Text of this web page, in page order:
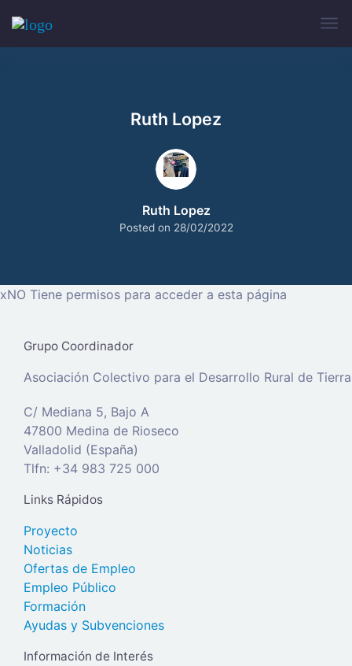
Ruth Lopez
Posted on 28/02/2022
Ruth Lopez
xNO Tiene permisos para acceder a esta página
Grupo Coordinador
Asociación Colectivo para el Desarrollo Rural de
C/ Mediana 5, Bajo A
47800 Medina de Rioseco
Valladolid (España)
Tlfn: +34 983 725 000
Links Rápidos
Proyecto
Noticias
Ofertas de Empleo
Empleo Público
Formación
Ayudas y Subvenciones
Información de Interés